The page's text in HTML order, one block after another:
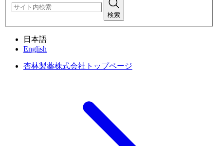
検索
日本語
English
杏林製薬株式会社トップページ